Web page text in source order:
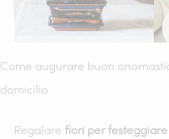
Come augurare buon
domicilio
Regalare fiori per